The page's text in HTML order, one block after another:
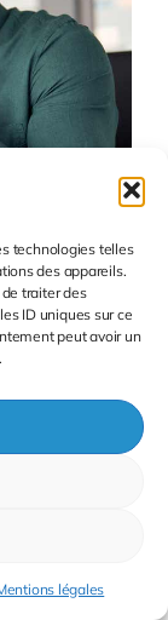
technologies telles
des appareils.
traiter des
ID uniques sur ce
peut avoir un
légales